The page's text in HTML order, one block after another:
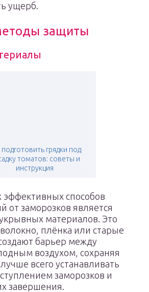
ущерб.
защиты
подготовить грядки под
томатов: советы и
инструкция
способов
от заморозков является
материалов. Это
плёнка или старые
барьер между
воздухом, сохраняя
всего устанавливать
заморозков и
завершения.